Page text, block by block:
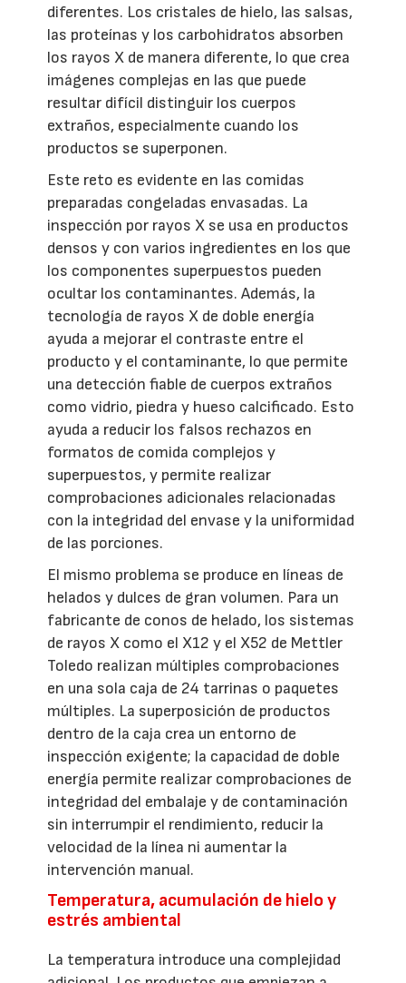
diferentes. Los cristales de hielo, las salsas,
las proteínas y los carbohidratos absorben
los rayos X de manera diferente, lo que crea
imágenes complejas en las que puede
resultar difícil distinguir los cuerpos
extraños, especialmente cuando los
productos se superponen.
Este reto es evidente en las comidas
preparadas congeladas envasadas. La
inspección por rayos X se usa en productos
densos y con varios ingredientes en los que
los componentes superpuestos pueden
ocultar los contaminantes. Además, la
tecnología de rayos X de doble energía
ayuda a mejorar el contraste entre el
producto y el contaminante, lo que permite
una detección fiable de cuerpos extraños
como vidrio, piedra y hueso calcificado. Esto
ayuda a reducir los falsos rechazos en
formatos de comida complejos y
superpuestos, y permite realizar
comprobaciones adicionales relacionadas
con la integridad del envase y la uniformidad
de las porciones.
El mismo problema se produce en líneas de
helados y dulces de gran volumen. Para un
fabricante de conos de helado, los sistemas
de rayos X como el X12 y el X52 de Mettler
Toledo realizan múltiples comprobaciones
en una sola caja de 24 tarrinas o paquetes
múltiples. La superposición de productos
dentro de la caja crea un entorno de
inspección exigente; la capacidad de doble
energía permite realizar comprobaciones de
integridad del embalaje y de contaminación
sin interrumpir el rendimiento, reducir la
velocidad de la línea ni aumentar la
intervención manual.
Temperatura, acumulación de hielo y
estrés ambiental
La temperatura introduce una complejidad